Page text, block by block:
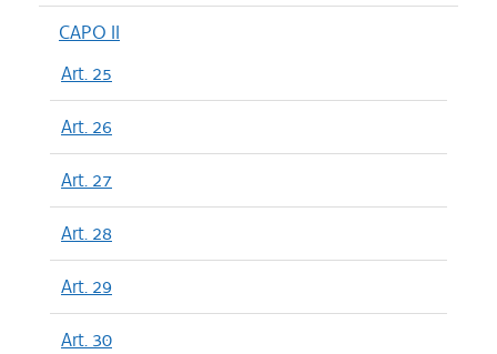
CAPO II
Art. 25
Art. 26
Art. 27
Art. 28
Art. 29
Art. 30